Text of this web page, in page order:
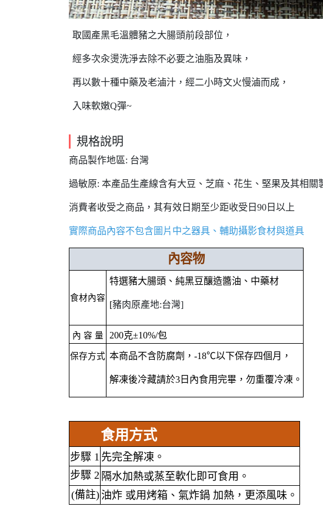
取國產黑毛溫體豬之大腸頭前段部位，
經多次汆燙洗淨去除不必要之油脂及異味，
再以數十種中藥及老滷汁，經二小時文火慢滷而成，
入味軟嫩Q彈~
規格說明
商品製作地區: 台灣
過敏原: 本產品生產線含有大豆、芝麻、花生、堅果及其相關
消費者收受之商品，其有效日期至少距收受日90日以上
實際商品內容不包含圖片中之器具、輔助攝影食材與道具
內容物
食材內容
特選豬大腸頭、純黑豆釀造醬油、中藥材
[豬肉原產地:台灣]
內 容 量 200克±10%/包
保存方式 本商品不含防腐劑，-18℃以下保存四個月，
解凍後冷藏請於3日內食用完畢，勿重覆冷凍。
食用方式
步驟 1 先完全解凍。
步驟 2 隔水加熱或蒸至軟化即可食用。
(備註) 油炸 或用烤箱、氣炸鍋 加熱，更添風味。